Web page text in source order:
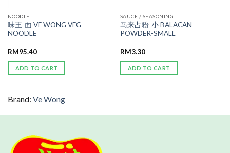
NOODLE
味王-面 VE WONG VEG
NOODLE
RM95.40
ADD TO CART
Brand: Ve Wong
SAUCE / SEASONING
马来占粉-小 BALACAN
POWDER-SMALL
RM3.30
ADD TO CART